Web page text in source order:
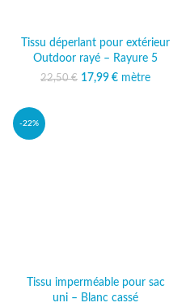
Tissu déperlant pour extérieur
Outdoor rayé – Rayure 5
22,50€ Le prix initial était :
17,99 €
Le prix
mètre
-22%
Tissu imperméable pour sac
uni – Blanc cassé